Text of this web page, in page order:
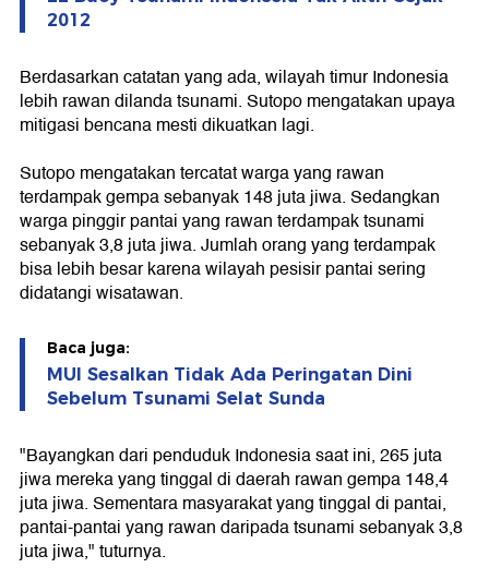
2012
Berdasarkan catatan yang ada, wilayah timur Indonesia
lebih rawan dilanda tsunami. Sutopo mengatakan upaya
mitigasi bencana mesti dikuatkan lagi.
Sutopo mengatakan tercatat warga yang rawan
terdampak gempa sebanyak 148 juta jiwa. Sedangkan
warga pinggir pantai yang rawan terdampak tsunami
sebanyak 3,8 juta jiwa. Jumlah orang yang terdampak
bisa lebih besar karena wilayah pesisir pantai sering
didatangi wisatawan.
Baca juga:
MUI Sesalkan Tidak Ada Peringatan Dini
Sebelum Tsunami Selat Sunda
"Bayangkan dari penduduk Indonesia saat ini, 265 juta
jiwa mereka yang tinggal di daerah rawan gempa 148,4
juta jiwa. Sementara masyarakat yang tinggal di pantai,
pantai-pantai yang rawan daripada tsunami sebanyak 3,8
juta jiwa," tuturnya.